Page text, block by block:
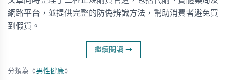
網路平台，並提供完整的防偽辨識方法，幫助消費者避免買
到假貨。
繼續閱讀 →
分類為《男性健康》